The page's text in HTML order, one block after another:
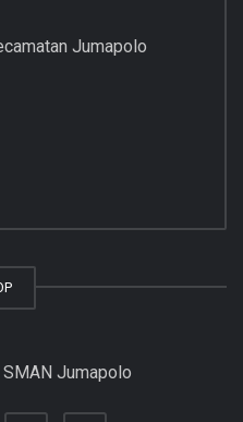
Jumapolo
Jumapolo